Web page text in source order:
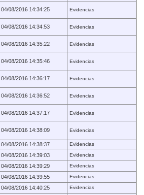
04/08/2016 14:34:25 Evidencias
04/08/2016 14:34:53 Evidencias
04/08/2016 14:35:22 Evidencias
04/08/2016 14:35:46 Evidencias
04/08/2016 14:36:17 Evidencias
04/08/2016 14:36:52 Evidencias
04/08/2016 14:37:17 Evidencias
04/08/2016 14:38:09 Evidencias
04/08/2016 14:38:37
Evidencias
04/08/2016 14:39:03
Evidencias
04/08/2016 14:39:29
Evidencias
04/08/2016 14:39:55
Evidencias
04/08/2016 14:40:25
Evidencias